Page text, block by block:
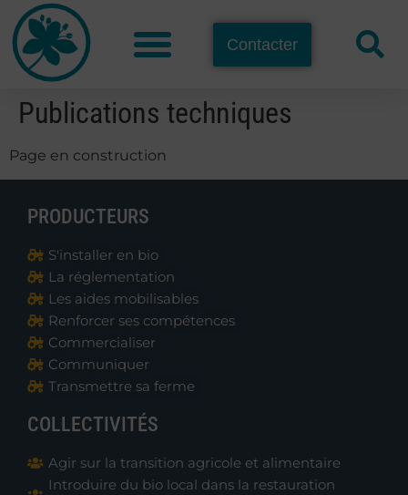
Contacter
Publications techniques
Page en construction
PRODUCTEURS
S'installer en bio
La réglementation
Les aides mobilisables
Renforcer ses compétences
Commercialiser
Communiquer
Transmettre sa ferme
COLLECTIVITÉS
Agir sur la transition agricole et alimentaire
Introduire du bio local dans la restauration